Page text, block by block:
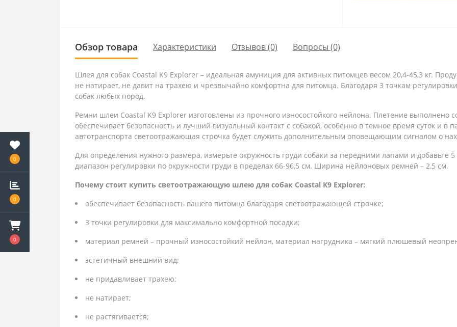
0
0
0
Обзор товара Характеристики Отзывов (0) Вопросы (0)
Шлея для собак Coastal K9 Explorer – идеальная амуниция для активных питомцев весом 20,4-45,3 кг.
не натирает, не давит на трахею и чрезвычайно комфортна для питомца. Благодаря 3 точкам
собак любых пород.
Ремни шлеи Coastal K9 Explorer изготовлены из прочного износостойкого нейлона. Плетение выполнено
обеспечивает безопасность и лучший визуальный контакт с собакой, особенно в темное время суток и в
автотранспорта светоотражающая строчка будет служить дополнительным оповещающим сигналом о
Для определения нужного размера, измерьте окружность груди собаки за передними лапами и добавьте
диапазон регулировки по окружности груди в пределах 66-96,5 см. Ширина нейлоновых ремней – 2,5 см.
Почему стоит купить светоотражающую шлею для собак Coastal K9 Explorer:
обеспечивает безопасность вашего питомца благодаря светоотражающей строчке;
3 точки регулировки для максимально комфортной посадки;
материал ремней – прочный износостойкий нейлон, материал нагрудника – мягкий плюшевый
эстетичный внешний вид;
не придавливает трахею;
не натирает;
не растягивается;